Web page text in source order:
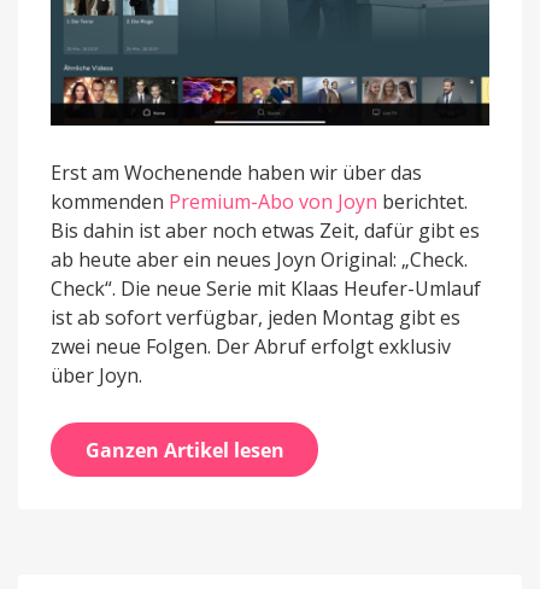
Erst am Wochenende haben wir über das
kommenden Premium-Abo von Joyn berichtet.
Bis dahin ist aber noch etwas Zeit, dafür gibt es
ab heute aber ein neues Joyn Original: „Check.
Check“. Die neue Serie mit Klaas Heufer-Umlauf
ist ab sofort verfügbar, jeden Montag gibt es
zwei neue Folgen. Der Abruf erfolgt exklusiv
über Joyn.
Ganzen Artikel lesen